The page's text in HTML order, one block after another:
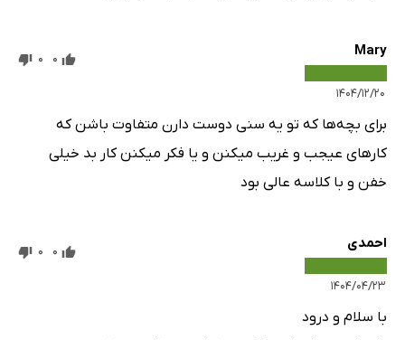
Mary
۱۴۰۴/۱۲/۲۰
0
0
برای بچه‌ها که تو یه سنی دوست دارن متفاوت باشن که
کارهای عیجب و غریب میکنن و یا فکر میکنن کار بد خیلی
خفن و با کلاسه عالی بود
احمدی
۱۴۰۴/۰۴/۲۳
0
0
با سلام و درود